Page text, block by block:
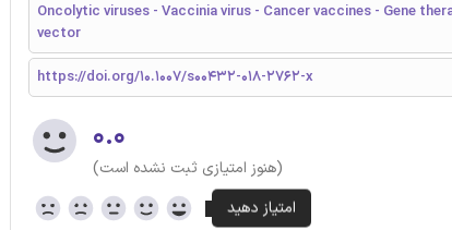
Oncolytic viruses - Vaccinia virus - Cancer vaccines - Gene
vector
https://doi.org/10.1007/s00432-018-2762-x
۰.۰
(هنوز امتیازی ثبت نشده است)